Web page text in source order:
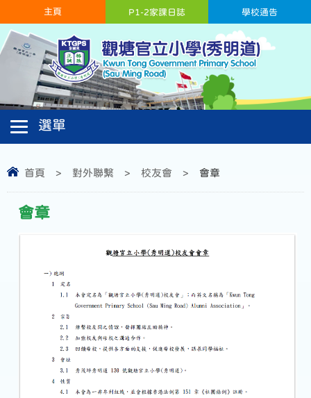
主頁 學校通告
P1-2家課日誌
首頁 > 對外聯繫 > 校友會 > 會章
會章